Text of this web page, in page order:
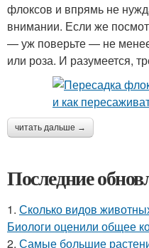
флоксов и впрямь не
внимании. Если же
— уж поверьте — не
или роза. И разумеется,
читать дальше →
Последние
1. Сколько видов
Биологи оценили общее
2. Самые большие